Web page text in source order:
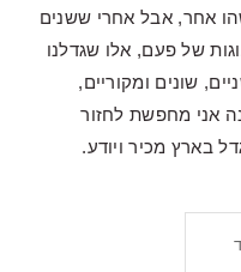
אחר, אבל אחרי ששנים
של פעם, אלו שגדלנו
שונים ומקוריים,
אני מחפשת לחזור
בארץ מכיר ויודע.